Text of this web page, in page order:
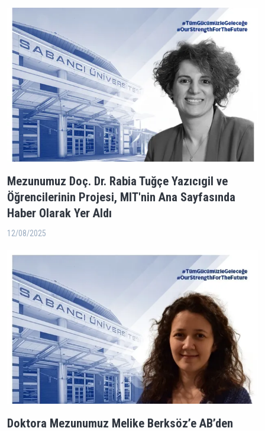
Mezunumuz Doç. Dr. Rabia Tuğçe Yazıcıgil ve
Öğrencilerinin Projesi, MIT'nin Ana Sayfasında
Haber Olarak Yer Aldı
12/08/2025
Doktora Mezunumuz Melike Berksöz’e AB’den